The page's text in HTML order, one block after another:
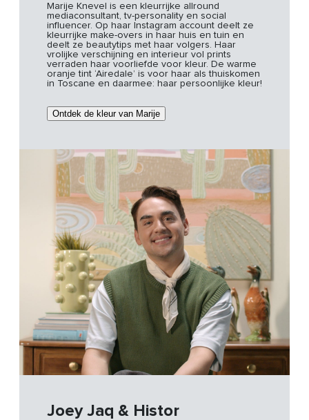
Marije Knevel is een kleurrijke allround
mediaconsultant, tv-personality en social
influencer. Op haar Instagram account deelt ze
kleurrijke make-overs in haar huis en tuin en
deelt ze beautytips met haar volgers. Haar
vrolijke verschijning en interieur vol prints
verraden haar voorliefde voor kleur. De warme
oranje tint ‘Airedale’ is voor haar als thuiskomen
in Toscane en daarmee: haar persoonlijke kleur!
Ontdek de kleur van Marije
Joey Jaq & Histor